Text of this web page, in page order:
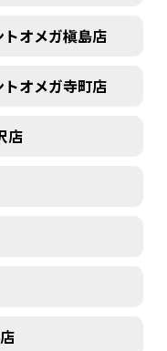
オメガ槇島店
オメガ寺町店
店